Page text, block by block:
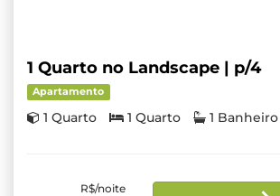
1 Quarto no Landscape | p/4
Apartamento
1 Quarto 1 Quarto 1 Banheiro
R$/noite